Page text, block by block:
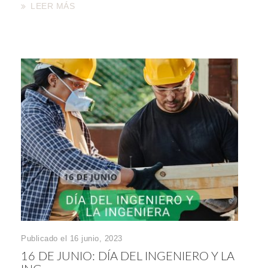
LEER MÁS
Publicado el 16 junio, 2023
16 DE JUNIO: DÍA DEL INGENIERO Y LA